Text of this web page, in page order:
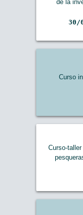
de la
30/
Curso
Curso-